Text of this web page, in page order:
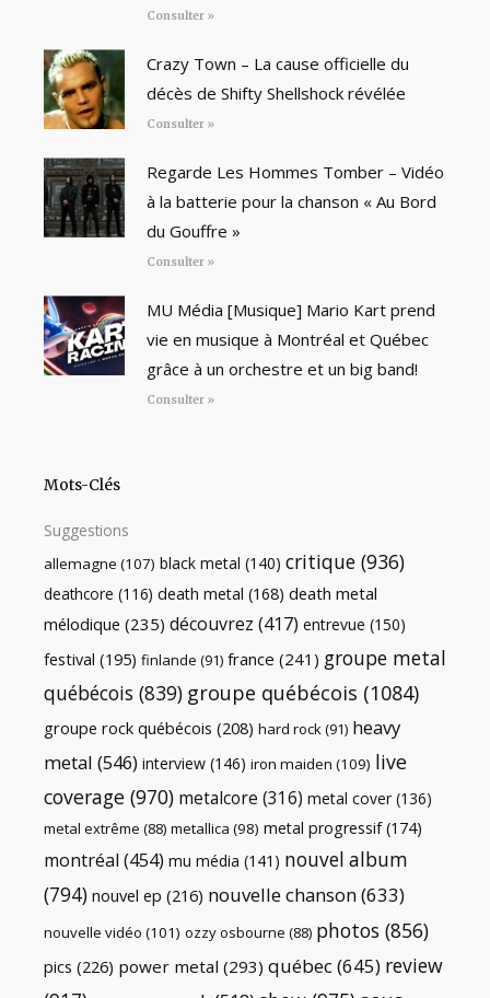
Consulter »
Crazy Town – La cause officielle du
décès de Shifty Shellshock révélée
Consulter »
Regarde Les Hommes Tomber – Vidéo
à la batterie pour la chanson « Au Bord
du Gouffre »
Consulter »
MU Média [Musique] Mario Kart prend
vie en musique à Montréal et Québec
grâce à un orchestre et un big band!
Consulter »
Mots-Clés
Suggestions
allemagne (107) black metal (140) critique (936)
deathcore (116) death metal (168) death metal
mélodique (235) découvrez (417) entrevue (150)
festival (195) finlande (91) france (241) groupe metal
québécois (839) groupe québécois (1084)
groupe rock québécois (208) hard rock(91) heavy
metal (546) interview (146) iron maiden (109) live
coverage (970) metalcore (316) metal cover (136)
metal extrême (88) metallica (98) metal progressif(174)
montréal (454) mu média (141) nouvel album
(794) nouvel ep (216) nouvelle chanson(633)
nouvelle vidéo (101) ozzy osbourne (88) photos (856)
pics (226) power metal (293) québec(645) review